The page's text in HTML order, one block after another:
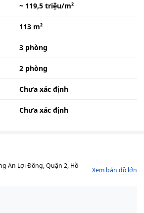
~ 119,5 triệu/m²
113 m²
3 phòng
2 phòng
Chưa xác định
Chưa xác định
An Lợi Đông, Quận 2, Hồ
Xem bản đồ lớn